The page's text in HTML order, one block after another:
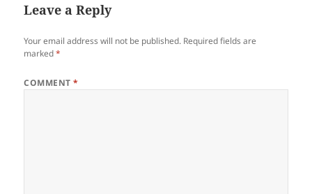
Leave a Reply
Your email address will not be published. Required fields are
marked*
COMMENT*